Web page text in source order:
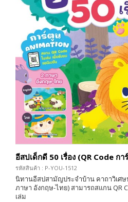
อีสปเด็กดี 50 เรื่อง (QR Code ก
รหัสสินค้า : P-YOU-1512
นิทานอีสปสามัญประจำบ้าน คาถาวิเศ
ภาษา อังกฤษ-ไทย) สามารถสแกน QR
เล่ม